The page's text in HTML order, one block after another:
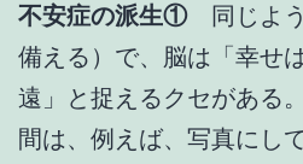
不安症の派生①同じよう
備える）で、脳は「幸せ
遠」と捉えるクセがある
間は、例えば、写真にし